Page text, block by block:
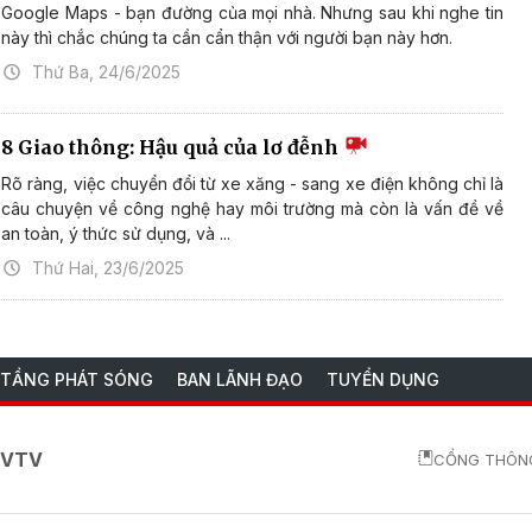
Google Maps - bạn đường của mọi nhà. Nhưng sau khi nghe tin
này thì chắc chúng ta cần cẩn thận với người bạn này hơn.
Thứ Ba, 24/6/2025
8 Giao thông: Hậu quả của lơ đễnh
Rõ ràng, việc chuyển đổi từ xe xăng - sang xe điện không chỉ là
câu chuyện về công nghệ hay môi trường mà còn là vấn đề về
an toàn, ý thức sử dụng, và ...
Thứ Hai, 23/6/2025
PHÁT SÓNG BAN LÃNH ĐẠO TUYỂN DỤNG
CỔNG